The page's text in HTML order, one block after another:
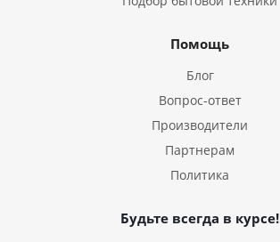
Помощь
Блог
Вопрос-ответ
Производители
Партнерам
Политика
Будьте всегда в курсе!